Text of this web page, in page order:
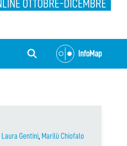
InfoMap
Laura Gentini, Marilù Chiofalo